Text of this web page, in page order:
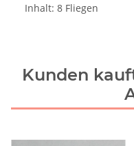
Inhalt: 8 Fliegen
Kunden